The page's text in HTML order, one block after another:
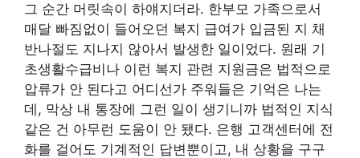
그 순간 머릿속이 하얘지더라. 한부모 가족으로서
매달 빠짐없이 들어오던 복지 급여가 입금된 지 채
반나절도 지나지 않아서 발생한 일이었다. 원래 기
초생활수급비나 이런 복지 관련 지원금은 법적으로
압류가 안 된다고 어디선가 주워들은 기억은 나는
데, 막상 내 통장에 그런 일이 생기니까 법적인 지식
같은 건 아무런 도움이 안 됐다. 은행 고객센터에 전
화를 걸어도 기계적인 답변뿐이고, 내 상황을 구구